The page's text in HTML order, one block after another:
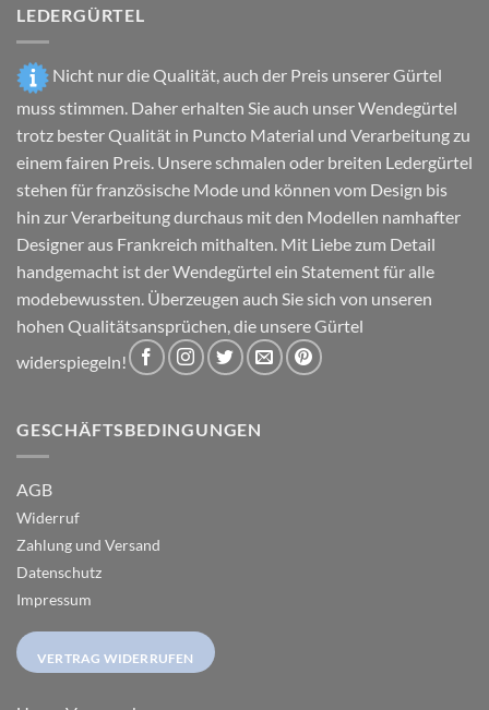
der
gewählt
gewählt
LEDERGÜRTEL
Nicht nur die Qualität, auch der Preis unserer Gürtel
muss stimmen. Daher erhalten Sie auch unser Wendegürtel
trotz bester Qualität in Puncto Material und Verarbeitung zu
einem fairen Preis. Unsere schmalen oder breiten Ledergürtel
stehen für französische Mode und können vom Design bis
hin zur Verarbeitung durchaus mit den Modellen namhafter
Designer aus Frankreich mithalten. Mit Liebe zum Detail
handgemacht ist der Wendegürtel ein Statement für alle
modebewussten. Überzeugen auch Sie sich von unseren
hohen Qualitätsansprüchen, die unsere Gürtel
widerspiegeln!
GESCHÄFTSBEDINGUNGEN
AGB
Widerruf
Zahlung und Versand
Datenschutz
Impressum
VERTRAG WIDERRUFEN